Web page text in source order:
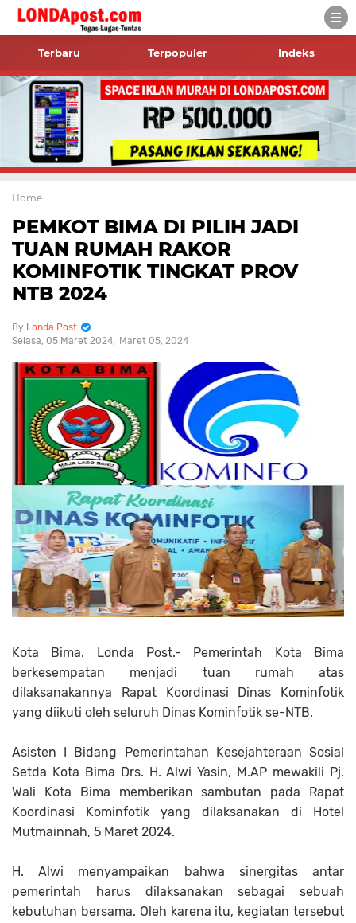
Terbaru Terpopuler Indeks
Home
PEMKOT BIMA DI PILIH JADI
TUAN RUMAH RAKOR
KOMINFOTIK TINGKAT PROV
NTB 2024
Londa Post
Selasa, 05 Maret 2024
Maret 05, 2024
Kota Bima. Londa Post.- Pemerintah Kota Bima
berkesempatan menjadi tuan rumah atas
dilaksanakannya Rapat Koordinasi Dinas Kominfotik
yang diikuti oleh seluruh Dinas Kominfotik se-NTB.
Asisten I Bidang Pemerintahan Kesejahteraan Sosial
Setda Kota Bima Drs. H. Alwi Yasin, M.AP mewakili Pj.
Wali Kota Bima memberikan sambutan pada Rapat
Koordinasi Kominfotik yang dilaksanakan di Hotel
Mutmainnah, 5 Maret 2024.
H. Alwi menyampaikan bahwa sinergitas antar
pemerintah harus dilaksanakan sebagai sebuah
kebutuhan bersama. Oleh karena itu, kegiatan tersebut